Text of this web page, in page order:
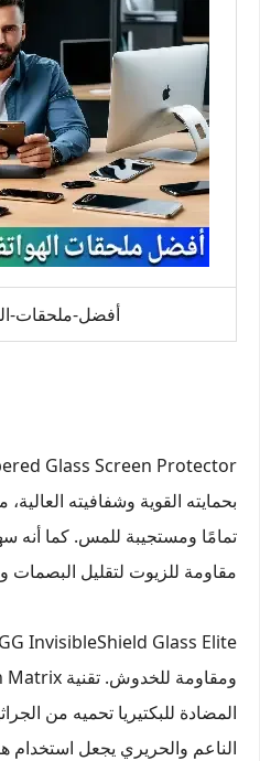
أفضل-ملحقات-
بحمايته القوية وشفافيته
تمامًا ومستجيبة للمس. كما أنه
مقاومة للزيوت لتقليل البصمات
المضادة للبكتيريا تحميه من
الناعم والحريري يجعل استخدام